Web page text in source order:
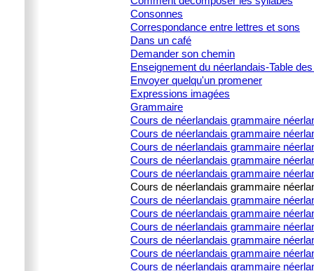
Consonnes
Correspondance entre lettres et sons
Dans un café
Demander son chemin
Enseignement du néerlandais-Table
Envoyer quelqu'un promener
Expressions imagées
Grammaire
Cours de néerlandais grammaire
Cours de néerlandais grammaire
Cours de néerlandais grammaire
Cours de néerlandais grammaire
Cours de néerlandais grammaire
Cours de néerlandais grammaire
Cours de néerlandais grammaire
Cours de néerlandais grammaire
Cours de néerlandais grammaire
Cours de néerlandais grammaire
Cours de néerlandais grammaire
Cours de néerlandais grammaire